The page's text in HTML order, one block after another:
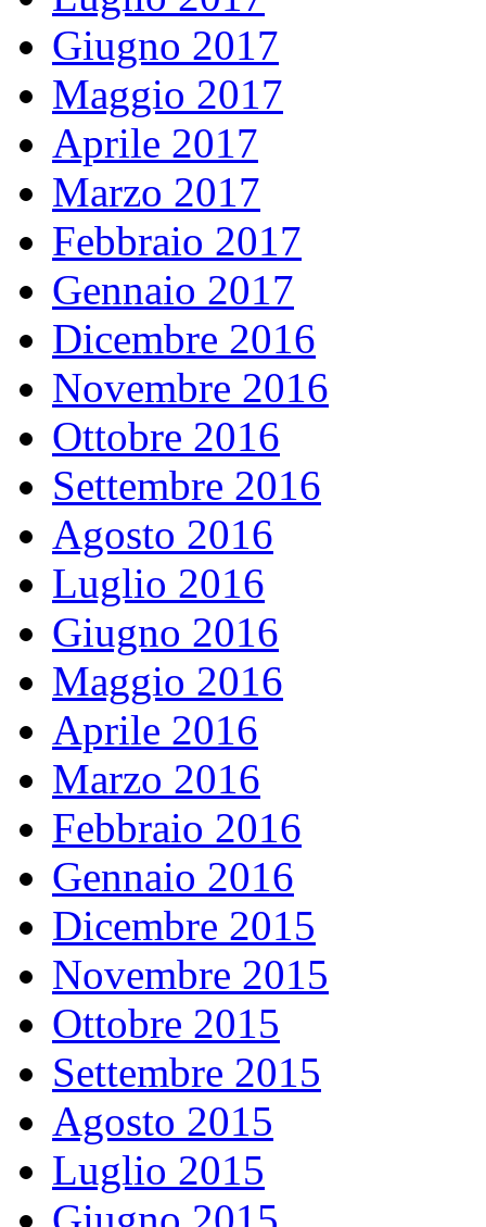
Giugno 2017
Maggio 2017
Aprile 2017
Marzo 2017
Febbraio 2017
Gennaio 2017
Dicembre 2016
Novembre 2016
Ottobre 2016
Settembre 2016
Agosto 2016
Luglio 2016
Giugno 2016
Maggio 2016
Aprile 2016
Marzo 2016
Febbraio 2016
Gennaio 2016
Dicembre 2015
Novembre 2015
Ottobre 2015
Settembre 2015
Agosto 2015
Luglio 2015